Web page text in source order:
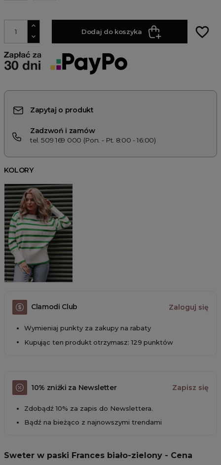
Dodaj do koszyka favorite_border
Zapytaj o produkt
Zadzwoń i zamów
tel. 509 169 000 (Pon. - Pt. 8:00 - 16:00)
KOLORY
Clamodi Club Zaloguj się
Wymieniaj punkty za zakupy na rabaty
Kupując ten produkt otrzymasz: 129 punktów
10% zniżki za Newsletter Zapisz się
Zdobądź 10% za zapis do Newslettera.
Bądź na bieżąco z najnowszymi trendami
Sweter w paski Frances biało-zielony - Cena